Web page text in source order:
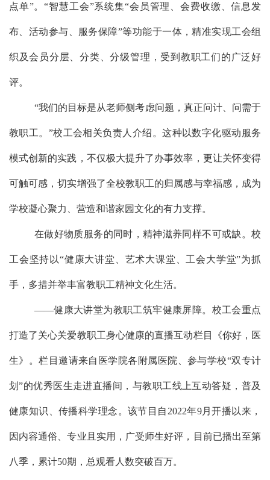
点单”。“智慧工会”系统集“会员管理、会费收缴、信息发
布、活动参与、服务保障”等功能于一体，精准实现工会组
织及会员分层、分类、分级管理 ， 受到教职工们的广泛好
评。
“我们的目标是从老师侧考虑问题，真正问计、问需于
教职工。”校工会相关负责人介绍。这种以数字化驱动服务
模式创新的实践，不仅极大提升了办事效率，更让关怀变得
可触可感，切实增强了全校教职工的归属感与幸福感，成为
学校凝心聚力、营造和谐家园文化的有力支撑。
在做好物质服务的同时，精神滋养同样不可或缺。校
工会坚持以“健康大讲堂、艺术大课堂、工会大学堂”为抓
手，多措并举丰富教职工精神文化生活。
——健康大讲堂为教职工筑牢健康屏障。校工会重点
打造了关心关爱教职工身心健康的直播互动栏目《你好，医
生》。栏目邀请来自医学院各附属医院、参与学校“双专计
划”的优秀医生走进直播间，与教职工线上互动答疑，普及
健康知识、传播科学理念。该节目自2022年9月开播以来，
因内容通俗、专业且实用，广受师生好评，目前已播出至第
八季，累计50期，总观看人数突破百万。